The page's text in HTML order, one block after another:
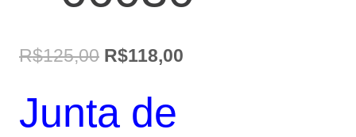
R$125,00 O
original
R$118,00
Junta de